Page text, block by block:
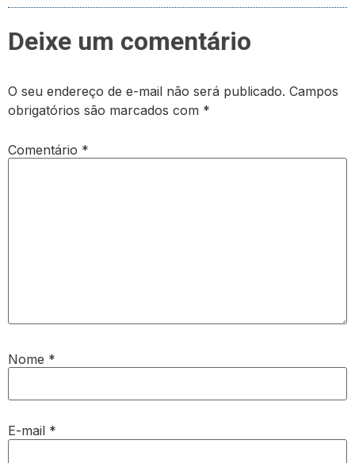
Deixe um comentário
O seu endereço de e-mail não será publicado. Campos
obrigatórios são marcados com *
Comentário *
Nome *
E-mail *